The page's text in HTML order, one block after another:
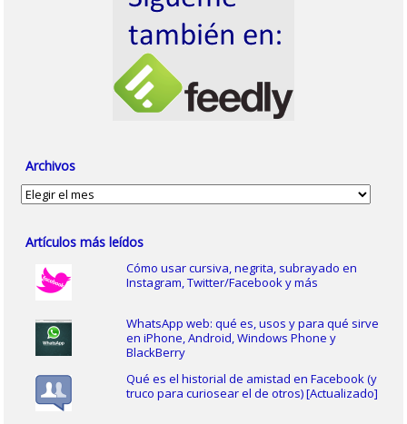
Archivos
Archivos
Artículos más leídos
Cómo usar cursiva, negrita, subrayado en
Instagram, Twitter/Facebook y más
WhatsApp web: qué es, usos y para qué sirve
en iPhone, Android, Windows Phone y
BlackBerry
Qué es el historial de amistad en Facebook (y
truco para curiosear el de otros) [Actualizado]